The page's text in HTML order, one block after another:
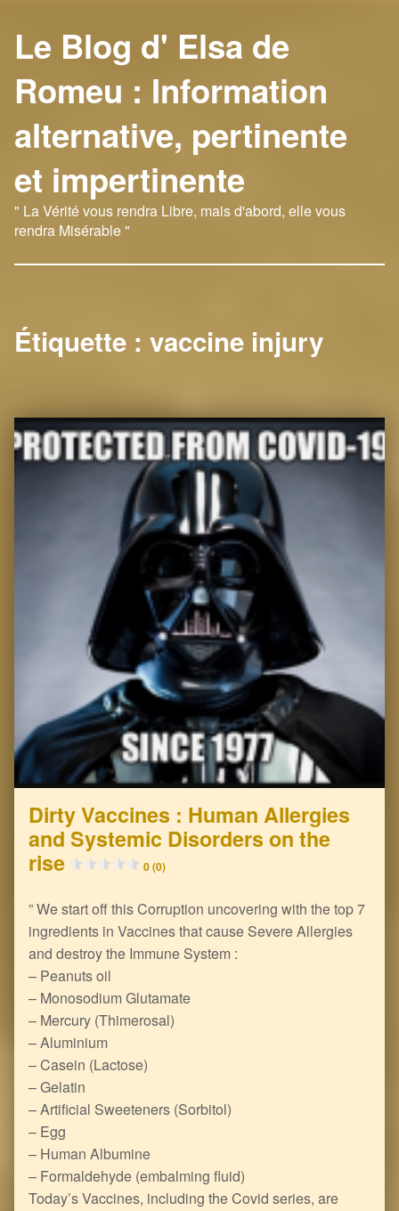
Le Blog d' Elsa de
Romeu : Information
alternative, pertinente
et impertinente
" La Vérité vous rendra Libre, mais d'abord, elle vous
rendra Misérable "
Étiquette : vaccine injury
Dirty Vaccines : Human Allergies
and Systemic Disorders on the
rise
0 (0)
” We start off this Corruption uncovering with the top 7
ingredients in Vaccines that cause Severe Allergies
and destroy the Immune System :
– Peanuts oil
– Monosodium Glutamate
– Mercury (Thimerosal)
– Aluminium
– Casein (Lactose)
– Gelatin
– Artificial Sweeteners (Sorbitol)
– Egg
– Human Albumine
– Formaldehyde (embalming fluid)
Today’s Vaccines, including the Covid series, are